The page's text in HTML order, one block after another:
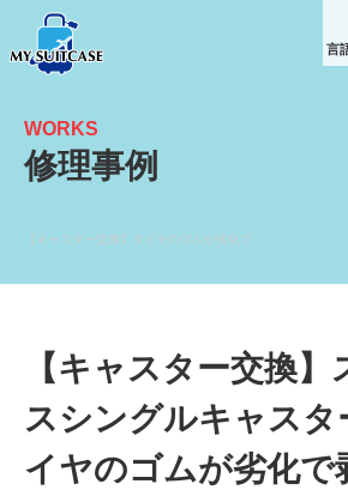
言
WORKS
修理事例
【キャスター交換
スシングルキャスタ
イヤのゴムが劣化で